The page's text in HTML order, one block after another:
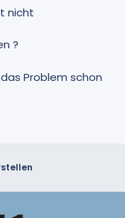
nicht
?
das Problem schon